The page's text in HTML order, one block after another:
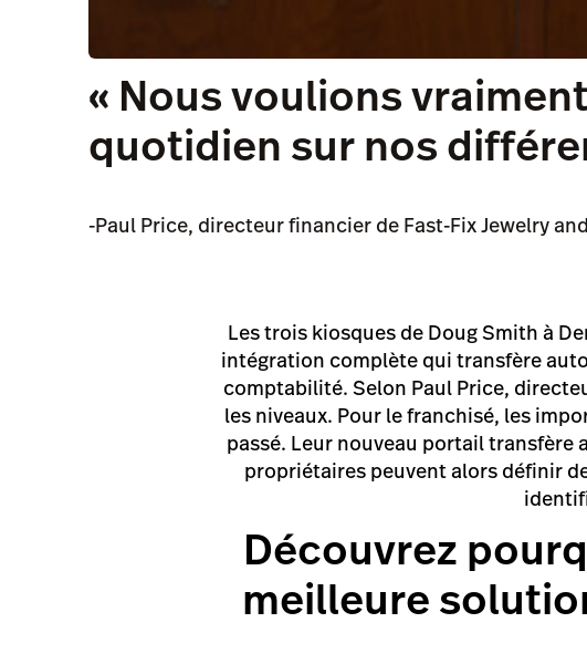
« Nous voulions
quotidien sur nos
-Paul Price, directeur financier de Fast-Fix Jewelry
Les trois kiosques de Doug Smith à
intégration complète qui transfère
comptabilité. Selon Paul Price,
les niveaux. Pour le franchisé, les
passé. Leur nouveau portail transfère
propriétaires peuvent alors définir
Découvrez
meilleure